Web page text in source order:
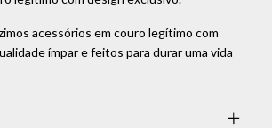
acessórios em couro legítimo com
ímpar e feitos para durar uma vida